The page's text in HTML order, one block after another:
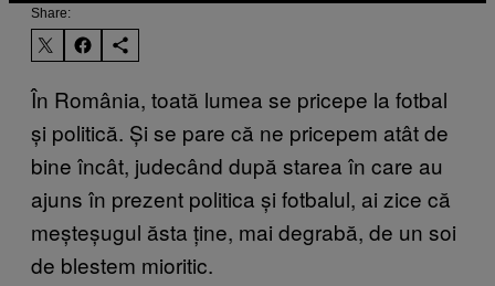
Share:
În România, toată lumea se pricepe la fotbal
și politică. Și se pare că ne pricepem atât de
bine încât, judecând după starea în care au
ajuns în prezent politica și fotbalul, ai zice că
meșteșugul ăsta ține, mai degrabă, de un soi
de blestem mioritic.